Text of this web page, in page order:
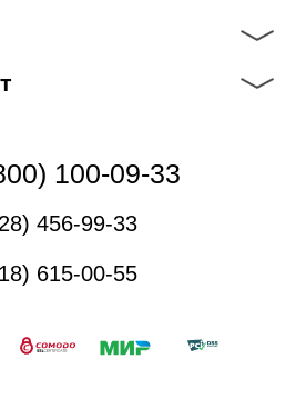
100-09-33
456-99-33
615-00-55